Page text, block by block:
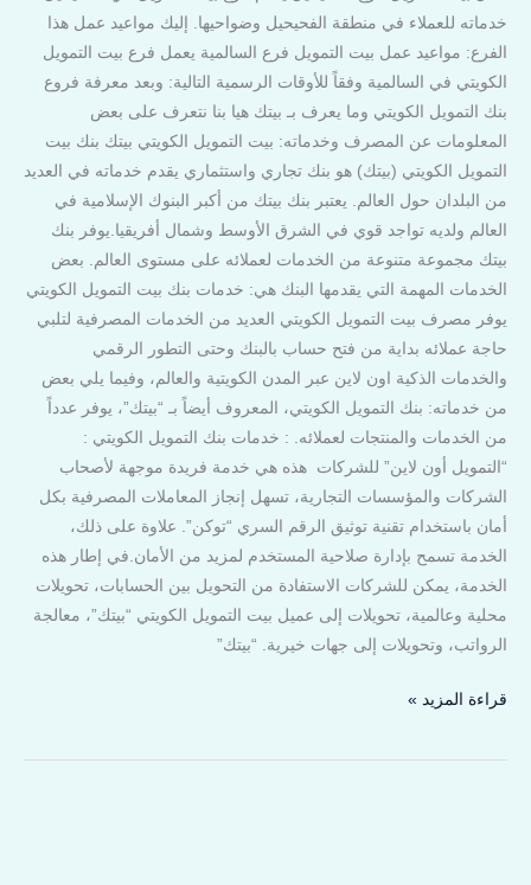
خدماته للعملاء في منطقة الفحيحيل وضواحيها. إليك مواعيد عمل هذا
الفرع: مواعيد عمل بيت التمويل فرع السالمية يعمل فرع بيت التمويل
الكويتي في السالمية وفقاً للأوقات الرسمية التالية: وبعد معرفة فروع
بنك التمويل الكويتي وما يعرف بـ بيتك هيا بنا نتعرف على بعض
المعلومات عن المصرف وخدماته: بيت التمويل الكويتي بيتك بنك بيت
التمويل الكويتي (بيتك) هو بنك تجاري واستثماري يقدم خدماته في العديد
من البلدان حول العالم. يعتبر بنك بيتك من أكبر البنوك الإسلامية في
العالم ولديه تواجد قوي في الشرق الأوسط وشمال أفريقيا.يوفر بنك
بيتك مجموعة متنوعة من الخدمات لعملائه على مستوى العالم. بعض
الخدمات المهمة التي يقدمها البنك هي: خدمات بنك بيت التمويل الكويتي
يوفر مصرف بيت التمويل الكويتي العديد من الخدمات المصرفية لتلبي
حاجة عملائه بداية من فتح حساب بالبنك وحتى التطور الرقمي
والخدمات الذكية اون لاين عبر المدن الكويتية والعالم، وفيما يلي بعض
من خدماته: بنك التمويل الكويتي، المعروف أيضاً بـ “بيتك”، يوفر عدداً
من الخدمات والمنتجات لعملائه. : خدمات بنك التمويل الكويتي :
“التمويل أون لاين” للشركات هذه هي خدمة فريدة موجهة لأصحاب
الشركات والمؤسسات التجارية، تسهل إنجاز المعاملات المصرفية بكل
أمان باستخدام تقنية توثيق الرقم السري “توكن”. علاوة على ذلك،
الخدمة تسمح بإدارة صلاحية المستخدم لمزيد من الأمان.في إطار هذه
الخدمة، يمكن للشركات الاستفادة من التحويل بين الحسابات، تحويلات
محلية وعالمية، تحويلات إلى عميل بيت التمويل الكويتي “بيتك”، معالجة
الرواتب، وتحويلات إلى جهات خيرية. “بيتك”
قراءة المزيد »